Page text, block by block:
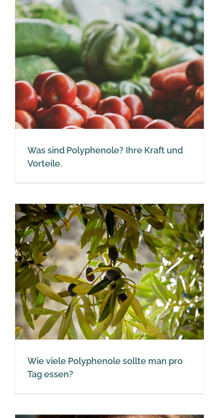
Was sind Polyphenole? Ihre Kraft und
Vorteile.
Wie viele Polyphenole sollte man pro
Tag essen?